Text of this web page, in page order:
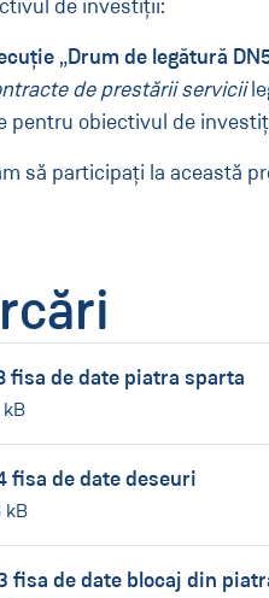
de investiţii:
„Drum de legătură
de prestării servicii
pentru obiectivul de
să participaţi la această
fisa de date piatra sparta
kB
fisa de date deseuri
kB
fisa de date blocaj din